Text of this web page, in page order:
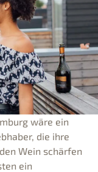
wäre ein
die ihre
Wein schärfen
ein